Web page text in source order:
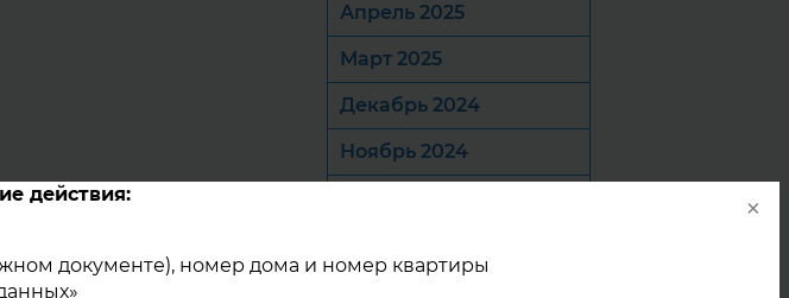
действия:
документе), номер дома и номер квартиры
×
Апрель 2025
Март 2025
Декабрь 2024
Ноябрь 2024